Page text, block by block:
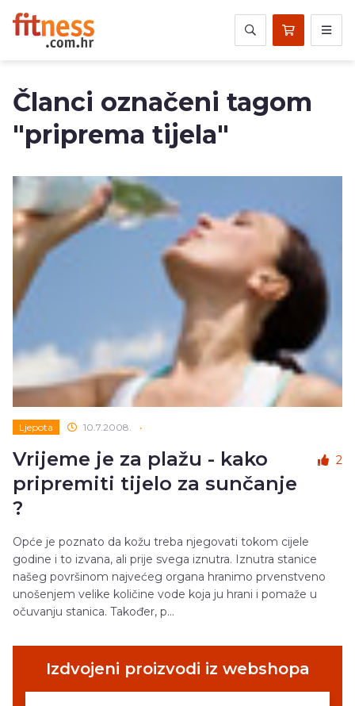
Članci označeni tagom
"priprema tijela"
Ljepota 10.7.2008. •
Vrijeme je za plažu - kako
pripremiti tijelo za sunčanje
?
2
Opće je poznato da kožu treba njegovati tokom cijele
godine i to izvana, ali prije svega iznutra. Iznutra stanice
našeg površinom najvećeg organa hranimo prvenstveno
unošenjem velike količine vode koja ju hrani i pomaže u
očuvanju stanica. Također, p...
Izdvojeni proizvodi iz webshopa